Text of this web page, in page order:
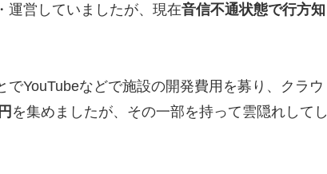
運営していましたが、現在音信不通状態で行方知
でYouTubeなどで施設の開発費用を募り、クラウ
を集めましたが、その一部を持って雲隠れしてし